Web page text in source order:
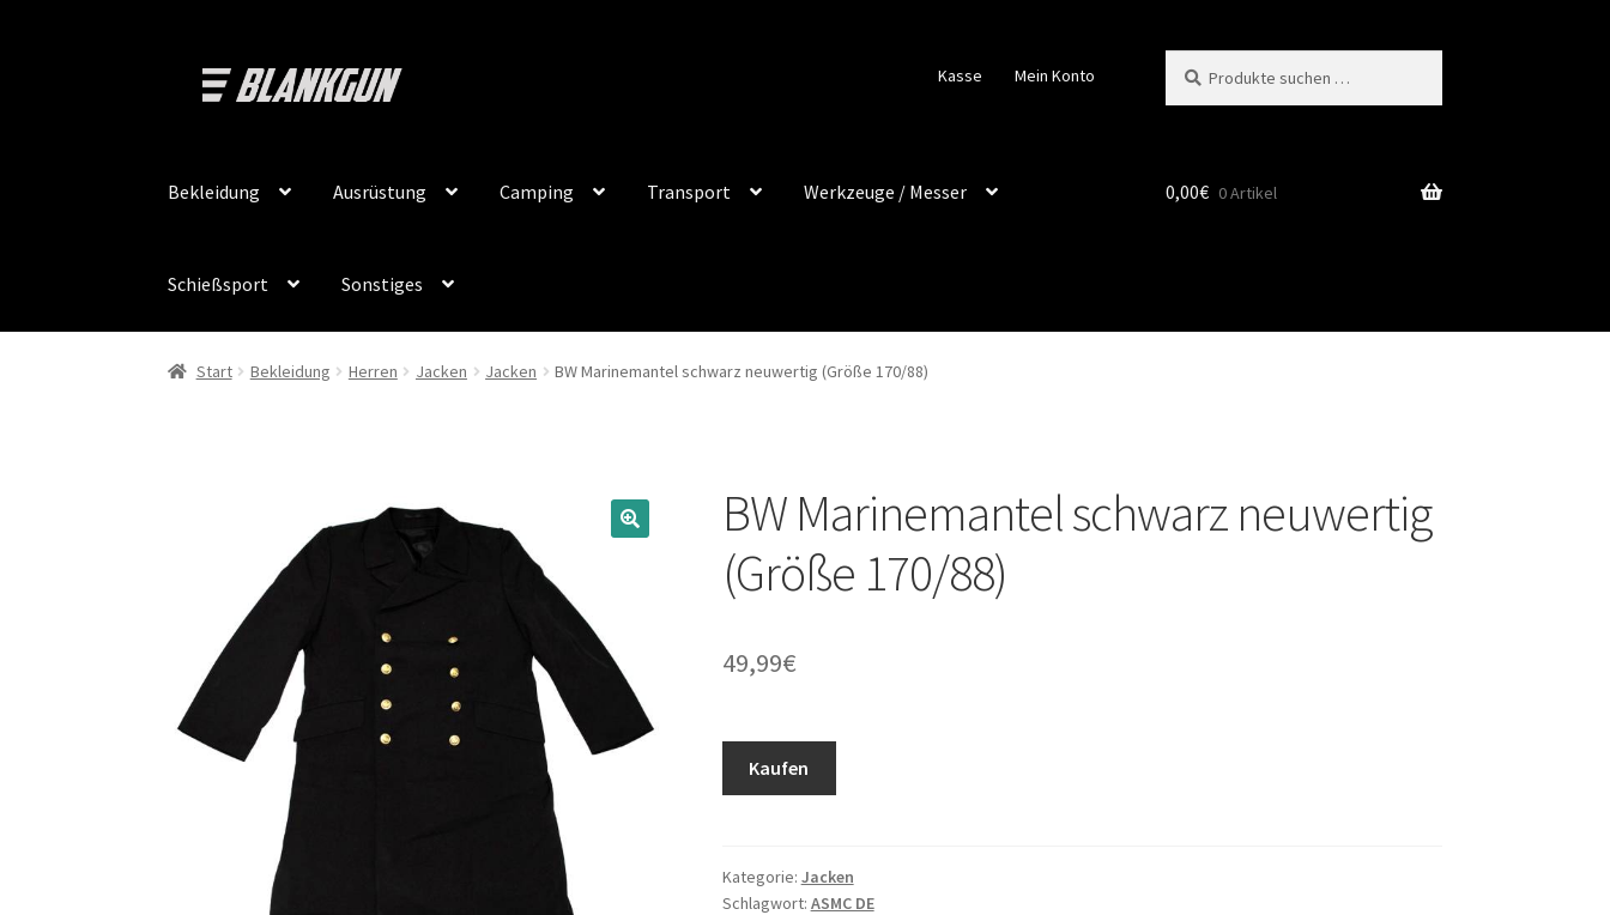
Navigation
Zum
Inhalt
Kasse Mein Konto
nach:
Bekleidung Ausrüstung Camping Transport Werkzeuge / Messer
Schießsport Sonstiges
0,00€ 0 Artikel
Start Bekleidung Herren Jacken Jacken BW Marinemantel schwarz neuwertig (Größe 170/88)
BW Marinemantel schwarz neuwertig
(Größe 170/88)
49,99€
Kaufen
Kategorie: Jacken
Schlagwort: ASMC DE